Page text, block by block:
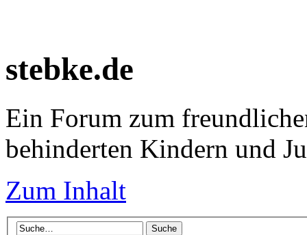
stebke.de
Ein Forum zum
behinderten Kindern und
Zum Inhalt